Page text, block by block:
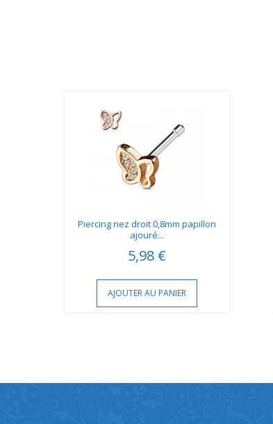
Piercing nez droit 0,8mm papillon
ajouré...
5,98 €
AJOUTER AU PANIER